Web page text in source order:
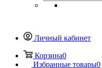
Личный кабинет
Корзина0
Избранные товары0